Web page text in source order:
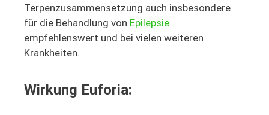
Terpenzusammensetzung auch insbesondere
für die Behandlung von Epilepsie
empfehlenswert und bei vielen weiteren
Krankheiten.
Wirkung Euforia: